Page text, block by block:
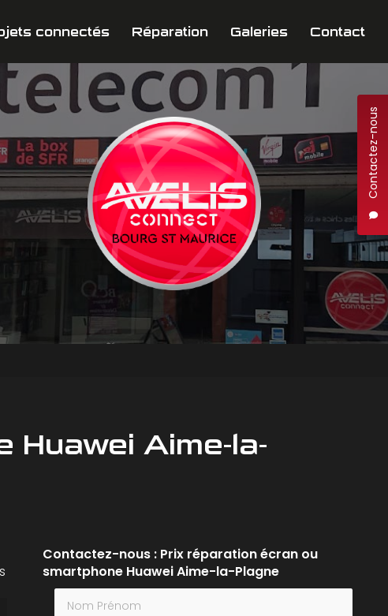
Contactez-nous
connectés Réparation Galeries Contact
Huawei Aime-la-
Contactez-nous : Prix réparation écran ou
smartphone Huawei Aime-la-Plagne
Nom Prénom